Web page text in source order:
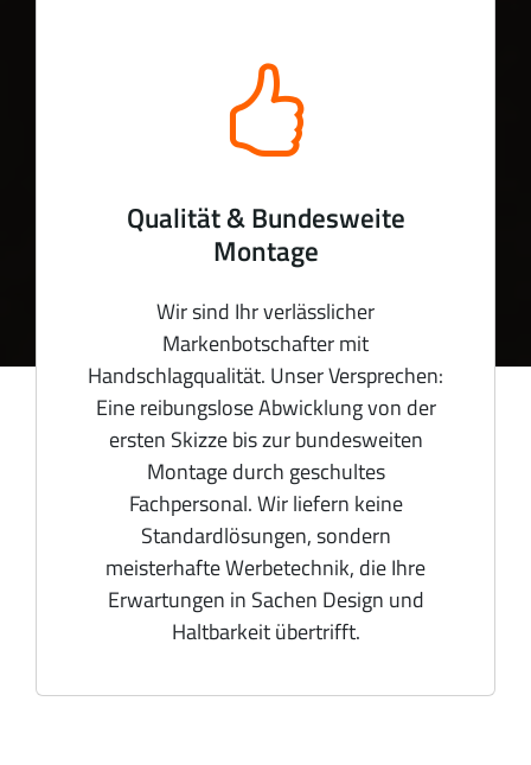
Qualität & Bundesweite
Montage
Wir sind Ihr verlässlicher
Markenbotschafter mit
Handschlagqualität. Unser Versprechen:
Eine reibungslose Abwicklung von der
ersten Skizze bis zur bundesweiten
Montage durch geschultes
Fachpersonal. Wir liefern keine
Standardlösungen, sondern
meisterhafte Werbetechnik, die Ihre
Erwartungen in Sachen Design und
Haltbarkeit übertrifft.